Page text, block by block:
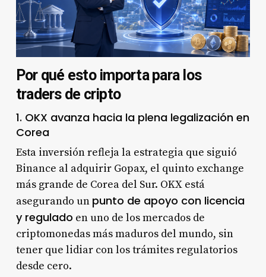
Por qué esto importa para los
traders de cripto
1. OKX avanza hacia la plena legalización en
Corea
Esta inversión refleja la estrategia que siguió
Binance al adquirir Gopax, el quinto exchange
más grande de Corea del Sur. OKX está
asegurando un punto de apoyo con licencia
y regulado en uno de los mercados de
criptomonedas más maduros del mundo, sin
tener que lidiar con los trámites regulatorios
desde cero.